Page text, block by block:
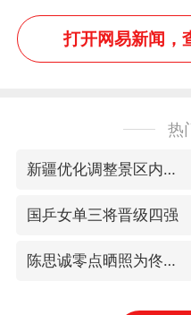
些不一样
打开网易新闻，
热
新疆优化调整景区内自驾服务费
国乒女单三将晋级四强
陈思诚零点晒照为佟丽娅庆生